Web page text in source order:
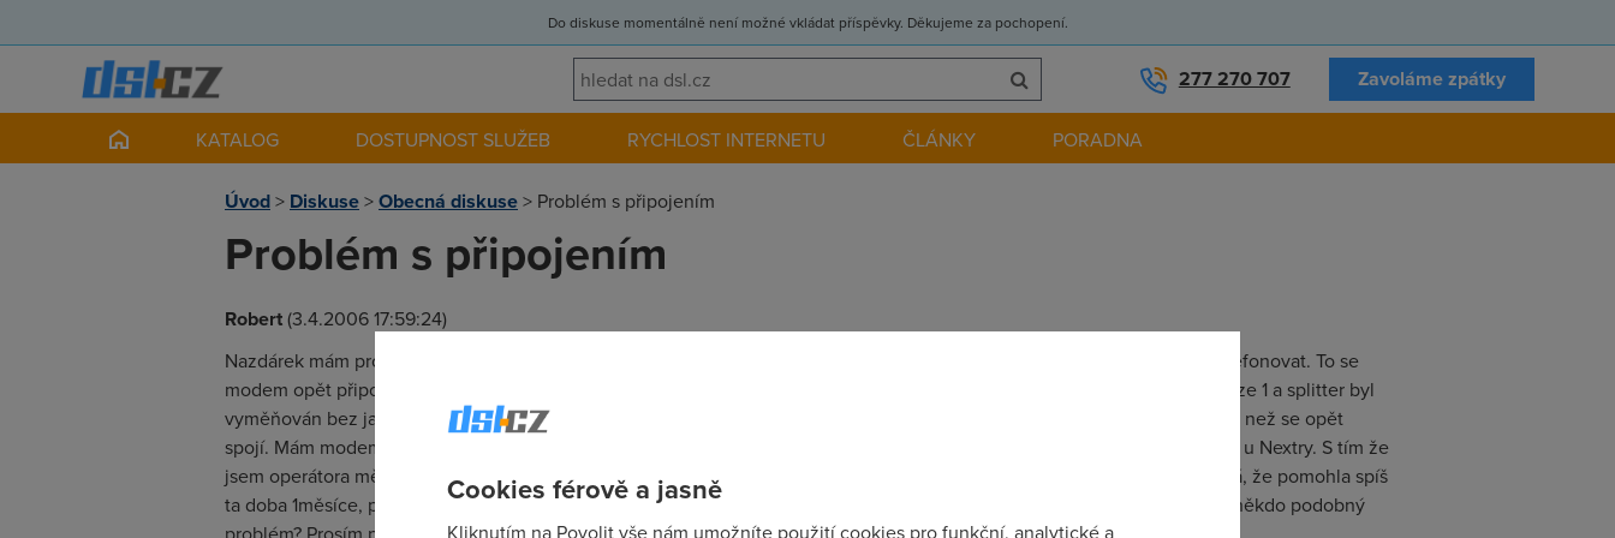
Do diskuse momentálně není možné vkládat příspěvky. Děkujeme za pochopení.
277 270 707 Zavoláme zpátky
KATALOG DOSTUPNOST SLUŽEB RYCHLOST INTERNETU ČLÁNKY PORADNA
Úvod> Diskuse>Obecná diskuse> Problém s připojením
Problém s připojením
Robert(3.4.2006 17:59:24)
Nazdárek mám problém s připojením ADSL. Během dne dochází k náhodným rozpadům sítě a pomůže až když začnu telefonovat. To se
modem opět připojí a pak zas nějakou dobu vydrží. Někdy hodiny ale někdy taky jen minutu... Telefoní zásuvku mám pouze 1 a splitter byl
vyměňován bez jakéhokoliv efektu. Také tam dochází k tomu, že při zvednutí sluchátka slyším jakoby pískání od modemu než se opět
spojí. Mám modem Zyxel 650R-33 a k němu připojené 4PC přes HUB. Službu mám od ČTc ale stejné problémy jsem měl i u Nextry. S tím že
jsem operátora měnil právě kvůli neschopnosti problém vyřešit a při změně operátora pak bylo vše ok.. Ale teď mi připadá, že pomohla spíš
ta doba 1měsíce, po kterou jsem byl bez netu. Mám podezření že je to modemem, ale moc tomu nerozumím. Neměl jste někdo podobný
Cookies férově a jasně
Kliknutím na Povolit vše nám umožníte použití cookies pro funkční, analytické a